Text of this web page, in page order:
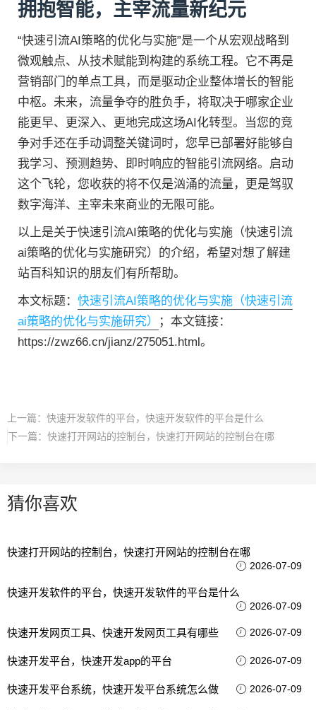
拥抱智能，主宰流量新纪元
“快速引流AI策略的优化与实施”是一个从宏观战略到
微观触点、从技术赋能到构建的系统工程。它不再是
营销部门的单点工具，而是驱动企业整体增长的智能
中枢。未来，流量争夺的胜负手，将取决于哪家企业
能更早、更深入、更地完成这场AI化转型。当您的竞
争对手还在手动调整关键词时，您早已部署好能够自
我学习、预测趋势、即时响应的智能引流网络。启动
这个飞轮，您收获的将不仅是汹涌的流量，更是驾驭
数字海洋、主宰未来商业的无限可能。
以上是关于快速引流AI策略的优化与实施（快速引流
ai策略的优化与实施研究）的介绍，希望对想了解建
站百科知识的朋友们有所帮助。
本文标题： 快速引流AI策略的优化与实施（快速引流
ai策略的优化与实施研究）
；本文链接：
https://zwz66.cn/jianz/275051.html。
上一篇： 快速开发软件的平台，快速开发软件的平台是什么
下一篇： 快速打开网站的控制台，快速打开网站的控制台在哪
猜你喜欢
快速打开网站的控制台，快速打开网站的控制台在哪
2026-07-09
快速开发软件的平台，快速开发软件的平台是什么
2026-07-09
快速开发网页工具、快速开发网页工具有哪些 2026-07-09
快速开发平台，快速开发app的平台 2026-07-09
快速开发平台系统，快速开发平台系统怎么做 2026-07-09